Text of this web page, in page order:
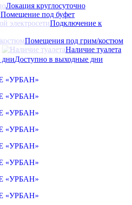
Локация круглосуточно
Помещение под буфет
Подключение к
Помещения под грим/костюм
Наличие туалета
Доступно в выходные дни